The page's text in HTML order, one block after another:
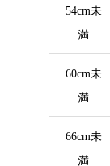
54cm未
満
60cm未
満
66cm未
満